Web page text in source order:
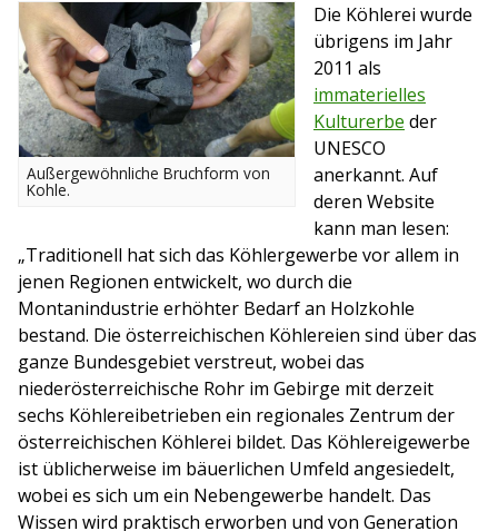
Außergewöhnliche Bruchform von
Kohle.
Die Köhlerei wurde
übrigens im Jahr
2011 als
immaterielles
Kulturerbe der
UNESCO
anerkannt. Auf
deren Website
kann man lesen:
„Traditionell hat sich das Köhlergewerbe vor allem in
jenen Regionen entwickelt, wo durch die
Montanindustrie erhöhter Bedarf an Holzkohle
bestand. Die österreichischen Köhlereien sind über das
ganze Bundesgebiet verstreut, wobei das
niederösterreichische Rohr im Gebirge mit derzeit
sechs Köhlereibetrieben ein regionales Zentrum der
österreichischen Köhlerei bildet. Das Köhlereigewerbe
ist üblicherweise im bäuerlichen Umfeld angesiedelt,
wobei es sich um ein Nebengewerbe handelt. Das
Wissen wird praktisch erworben und von Generation